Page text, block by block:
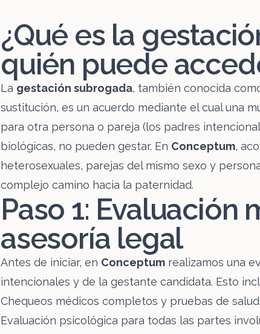
¿Qué es la
quién puede
La gestación subrogada, también conocida
sustitución, es un acuerdo mediante el cual una
para otra persona o pareja (los padres
biológicas, no pueden gestar. En Conceptum,
heterosexuales, parejas del mismo sexo y
complejo camino hacia la paternidad.
Paso 1: Evaluación
asesoría legal
Antes de iniciar, en Conceptum realizamos una
intencionales y de la gestante candidata. Esto
Chequeos médicos completos y pruebas de
Evaluación psicológica para todas las partes